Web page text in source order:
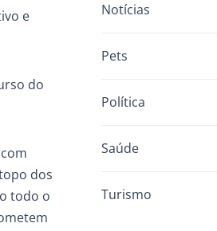
e
do
dos
todo o
Notícias
Pets
Política
Saúde
Turismo